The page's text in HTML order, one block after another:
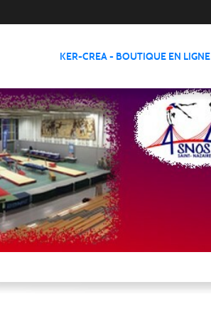
KER-CREA - BOUTIQUE EN LIGNE